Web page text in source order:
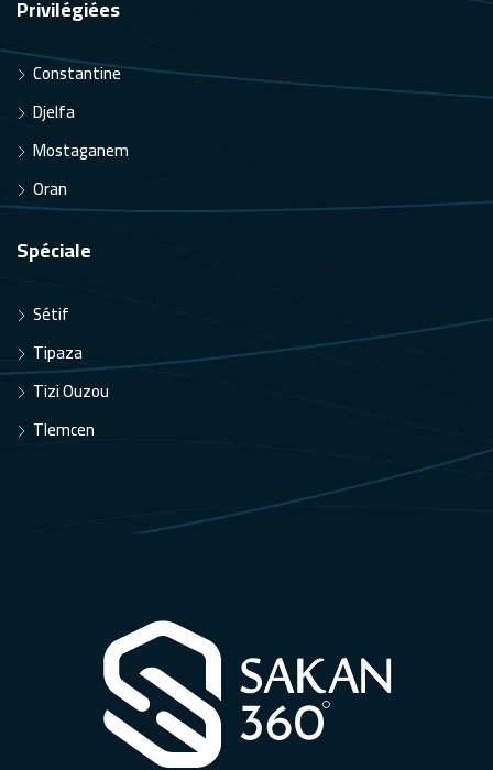
Privilégiées
Constantine
Djelfa
Mostaganem
Oran
Spéciale
Sétif
Tipaza
Tizi Ouzou
Tlemcen